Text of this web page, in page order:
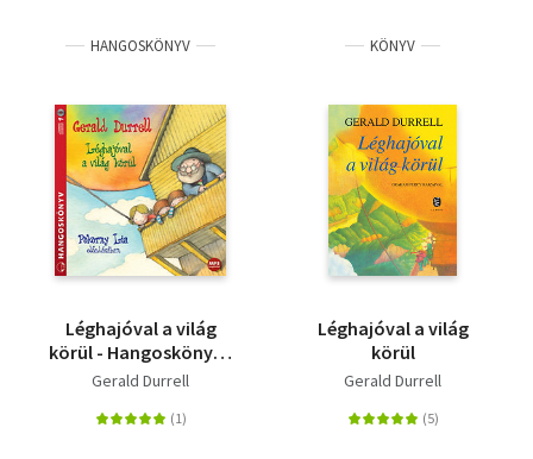
HANGOSKÖNYV
Léghajóval a világ
körül - Hangoskönyv -
MP3 - Pokorny Lia
Gerald Durrell
KÖNYV
Léghajóval a világ
körül
Gerald Durrell